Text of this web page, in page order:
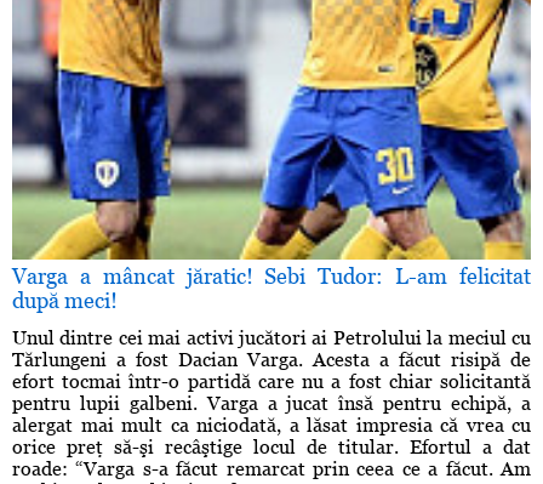
Varga a mâncat jăratic! Sebi Tudor: L-am felicitat
după meci!
Unul dintre cei mai activi jucători ai Petrolului la meciul cu
Tărlungeni a fost Dacian Varga. Acesta a făcut risipă de
efort tocmai într-o partidă care nu a fost chiar solicitantă
pentru lupii galbeni. Varga a jucat însă pentru echipă, a
alergat mai mult ca niciodată, a lăsat impresia că vrea cu
orice preţ să-şi recâştige locul de titular. Efortul a dat
roade: “Varga s-a făcut remarcat prin ceea ce a făcut. Am